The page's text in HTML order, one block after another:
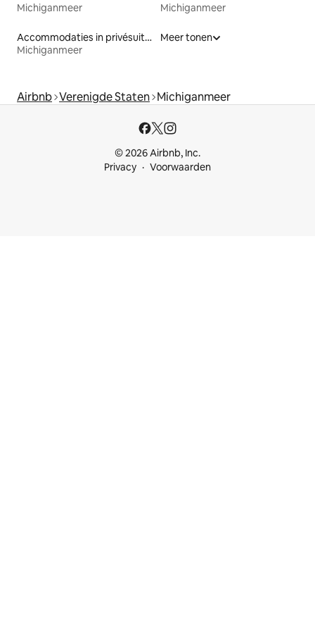
Michiganmeer
Michiganmeer
Accommodaties in privésuites
Michiganmeer
Meer tonen
Airbnb Verenigde Staten Michiganmeer
© 2026 Airbnb, Inc.
Privacy
Voorwaarden